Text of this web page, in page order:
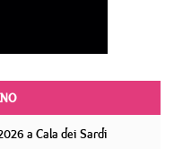
a Cala dei Sardi